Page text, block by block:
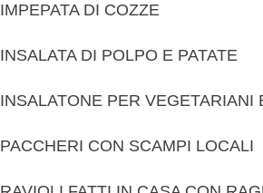
IMPEPATA DI COZZE
INSALATA DI POLPO E PATATE
INSALATONE PER VEGETARIANI
PACCHERI CON SCAMPI LOCALI